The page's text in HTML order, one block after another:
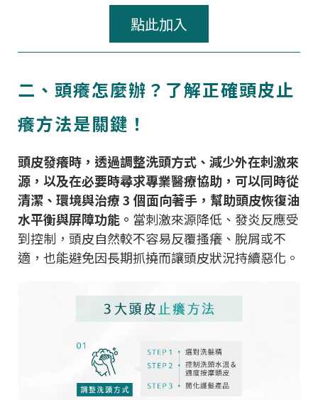
點此加入
二、頭癢怎麼辦？了解正確頭皮止
癢方法是關鍵！
頭皮發癢時，透過調整洗頭方式、減少外在刺激來
源，以及在必要時尋求專業醫療協助，可以同時從
清潔、環境與治療 3 個面向著手，幫助頭皮恢復油
水平衡與屏障功能。 當刺激來源降低、發炎反應受
到控制，頭皮自然較不容易反覆搔癢、脫屑或不
適，也能避免因長期抓撓而讓頭皮狀況持續惡化。